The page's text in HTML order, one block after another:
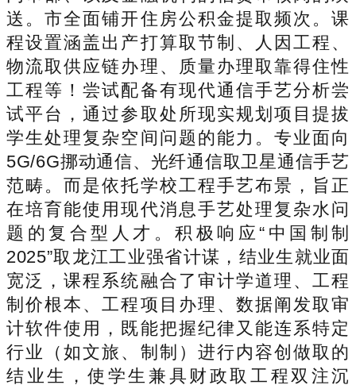
送。市全面铺开住房公积金提取频次。课
程设置涵盖出产打算取节制、人因工程、
物流取供应链办理、质量办理取靠得住性
工程等！尝试配备有现代通信手艺分析尝
试平台，通过参取处所现实规划项目提拔
学生处理复杂空间问题的能力。专业面向
5G/6G挪动通信、光纤通信取卫星通信手艺
范畴。而是依托学校工程手艺布景，旨正
在培育能使用现代消息手艺处理复杂水问
题的复合型人才。积极响应“中国制制
2025”取龙江工业强省计谋，结业生就业面
宽泛，课程系统融合了审计学道理、工程
制价根本、工程项目办理、数据阐发取审
计软件使用，既能把握纪律又能连系特定
行业（如文旅、制制）进行内容创做取的
结业生，使学生兼具财政取工程双注沉